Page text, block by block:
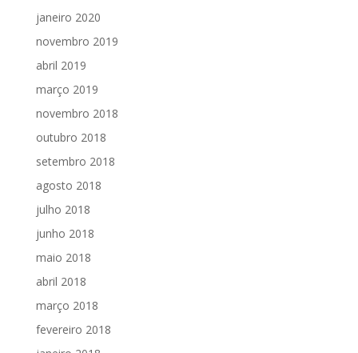
janeiro 2020
novembro 2019
abril 2019
março 2019
novembro 2018
outubro 2018
setembro 2018
agosto 2018
julho 2018
junho 2018
maio 2018
abril 2018
março 2018
fevereiro 2018